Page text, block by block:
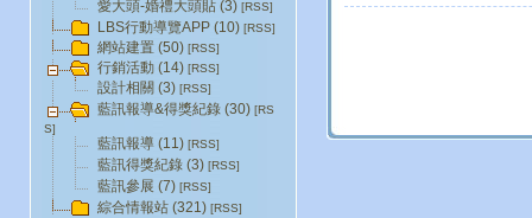
愛大頭-婚禮大頭貼 (3) [RSS]
LBS行動導覽APP (10) [RSS]
網站建置 (50) [RSS]
行銷活動 (14) [RSS]
設計相關 (3) [RSS]
藍訊報導&得獎紀錄 (30) [RS
S]
藍訊報導 (11) [RSS]
藍訊得獎紀錄 (3) [RSS]
藍訊參展 (7) [RSS]
綜合情報站 (321) [RSS]